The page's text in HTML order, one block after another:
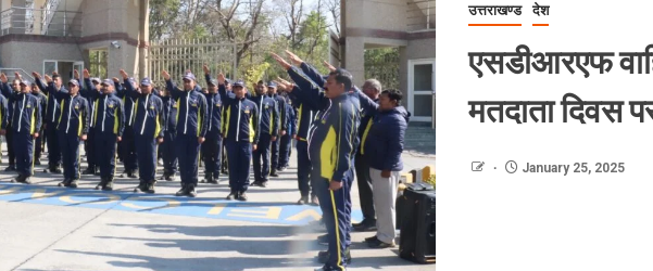
उत्तराखण्ड देश
एसडीआरएफ
मतदाता दिवस
January 25, 2025